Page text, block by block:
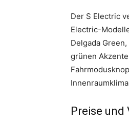
Der S Electric
Electric-
Delgada
grünen
Preise